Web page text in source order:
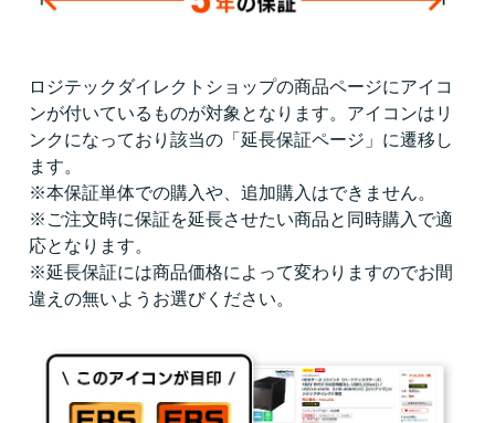
ロジテックダイレクトショップの商品ページにアイコ
ンが付いているものが対象となります。アイコンはリ
ンクになっており該当の「延長保証ページ」に遷移し
ます。
※本保証単体での購入や、追加購入はできません。
※ご注文時に保証を延長させたい商品と同時購入で適
応となります。
※延長保証には商品価格によって変わりますのでお間
違えの無いようお選びください。